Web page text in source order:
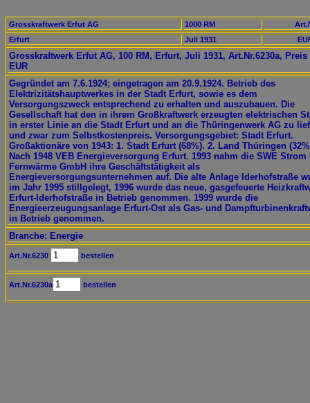
Grosskraftwerk Erfut AG 1000 RM
Erfurt
Juli 1931
Grosskraftwerk Erfut AG, 100 RM, Erfurt, Juli 1931, Art.Nr.6230a, Preis
EUR
Gegründet am 7.6.1924; eingetragen am 20.9.1924. Betrieb des
Elektrizitätshauptwerkes in der Stadt Erfurt, sowie es dem
Versorgungszweck entsprechend zu erhalten und auszubauen. Die
Gesellschaft hat den in ihrem Großkraftwerk erzeugten elektrischen
in erster Linie an die Stadt Erfurt und an die Thüringenwerk AG zu
und zwar zum Selbstkostenpreis. Versorgungsgebiet: Stadt Erfurt.
Großaktionäre von 1943: 1. Stadt Erfurt (68%). 2. Land Thüringen
Nach 1948 VEB Energieversorgung Erfurt. 1993 nahm die SWE Strom
Fernwärme GmbH ihre Geschäftstätigkeit als
Energieversorgungsunternehmen auf. Die alte Anlage Iderhofstraße
im Jahr 1995 stillgelegt, 1996 wurde das neue, gasgefeuerte
Erfurt-Iderhofstraße in Betrieb genommen. 1999 wurde die
Energieerzeugungsanlage Erfurt-Ost als Gas- und
in Betrieb genommen.
Branche: Energie
Art.Nr.6230 bestellen
Art.Nr.6230a bestellen